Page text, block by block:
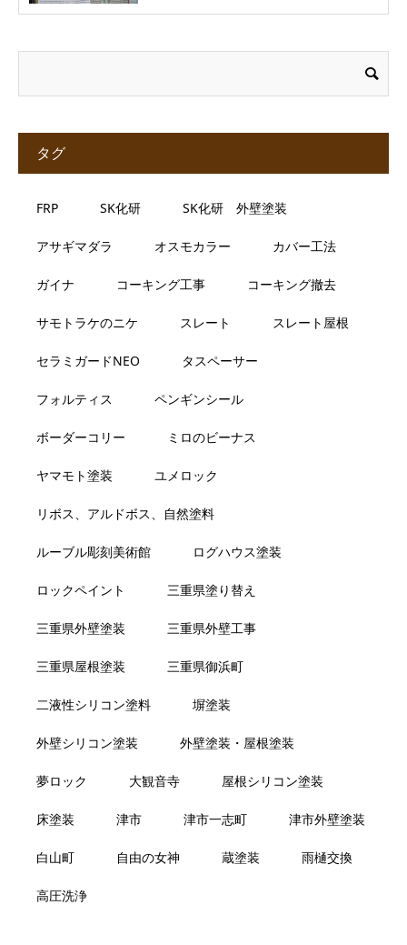
タグ
FRP SK化研 SK化研 外壁塗装
アサギマダラ オスモカラー カバー工法
ガイナ コーキング工事 コーキング撤去
サモトラケのニケ スレート スレート屋根
セラミガードNEO タスペーサー
フォルティス ペンギンシール
ボーダーコリー ミロのビーナス
ヤマモト塗装 ユメロック
リボス、アルドボス、自然塗料
ルーブル彫刻美術館 ログハウス塗装
ロックペイント 三重県塗り替え
三重県外壁塗装 三重県外壁工事
三重県屋根塗装 三重県御浜町
二液性シリコン塗料 塀塗装
外壁シリコン塗装 外壁塗装・屋根塗装
夢ロック 大観音寺 屋根シリコン塗装
床塗装 津市 津市一志町 津市外壁塗装
白山町 自由の女神 蔵塗装 雨樋交換
高圧洗浄